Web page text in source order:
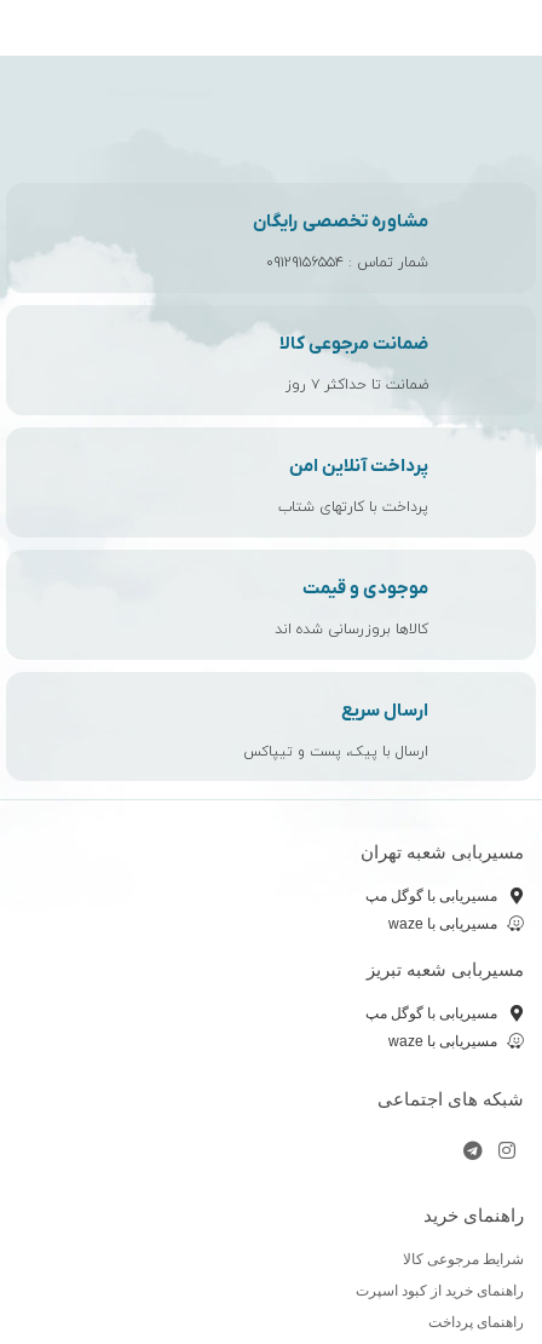
مشاوره تخصصی رایگان
شمار تماس : ۰۹۱۲۹۱۵۶۵۵۴
ضمانت مرجوعی کالا
ضمانت تا حداکثر ۷ روز
پرداخت آنلاین امن
پرداخت با کارتهای شتاب
موجودی و قیمت
کالاها بروزرسانی شده اند
ارسال سریع
ارسال با پیک، پست و تیپاکس
مسیربابی شعبه تهران
مسیریابی با گوگل مپ
مسیریابی با waze
مسیربابی شعبه تبریز
مسیریابی با گوگل مپ
مسیریابی با waze
شبکه های اجتماعی
راهنمای خرید
شرایط مرجوعی کالا
راهنمای خرید از کبود اسپرت
راهنمای پرداخت